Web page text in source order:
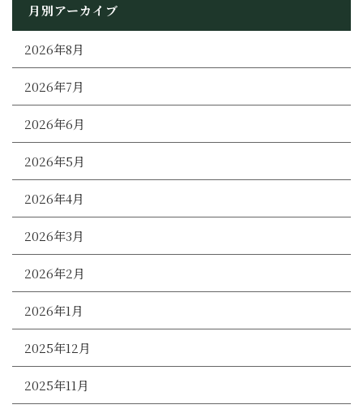
月別アーカイブ
2026年8月
2026年7月
2026年6月
2026年5月
2026年4月
2026年3月
2026年2月
2026年1月
2025年12月
2025年11月